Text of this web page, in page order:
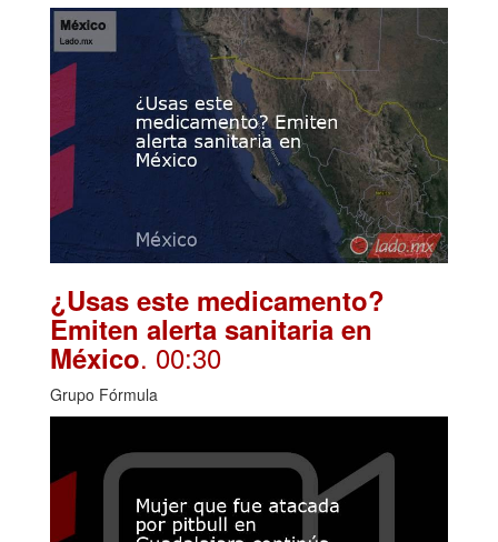
¿Usas este medicamento?
Emiten alerta sanitaria en
México. 00:30
Grupo Fórmula